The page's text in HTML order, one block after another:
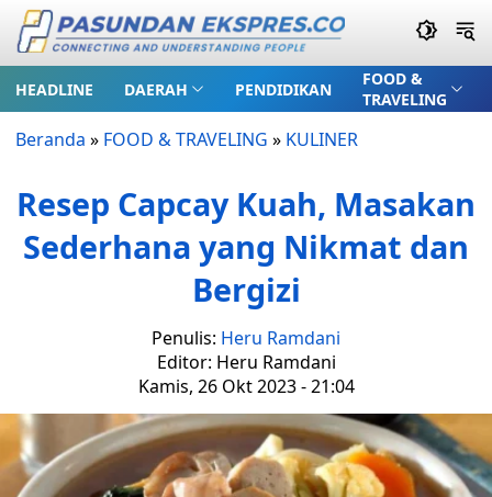
HEADLINE DAERAH PENDIDIKAN
FOOD &
TRAVELING
Beranda » FOOD & TRAVELING » KULINER
Resep Capcay Kuah, Masakan
Sederhana yang Nikmat dan
Bergizi
Penulis: Heru Ramdani
Editor: Heru Ramdani
Kamis, 26 Okt 2023 - 21:04